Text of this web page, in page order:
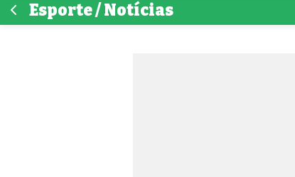
Esporte / Notícias